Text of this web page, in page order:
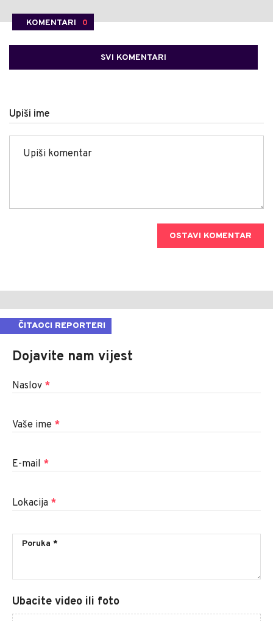
KOMENTARI 0
SVI KOMENTARI
Upiši ime
OSTAVI KOMENTAR
ČITAOCI REPORTERI
Dojavite nam vijest
Naslov *
Vaše ime *
E-mail *
Lokacija *
Ubacite video ili foto